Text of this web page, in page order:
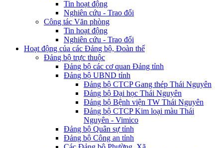
Tin hoạt động
Nghiên cứu - Trao đổi
Công tác Văn phòng
Tin hoạt động
Nghiên cứu - Trao đổi
Hoạt động của các Đảng bộ, Đoàn thể
Đảng bộ trực thuộc
Đảng bộ các cơ quan Đảng tỉnh
Đảng bộ UBND tỉnh
Đảng bộ CTCP Gang thép Thái Nguyên
Đảng bộ Đại học Thái Nguyên
Đảng bộ Bệnh viện TW Thái Nguyên
Đảng bộ CTCP Kim loại màu Thái
Nguyên - Vimico
Đảng bộ Quân sự tỉnh
Đảng bộ Công an tỉnh